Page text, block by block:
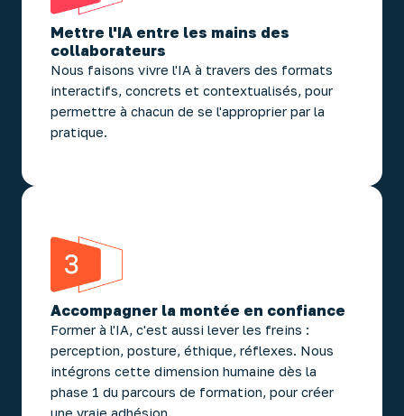
Mettre l'IA entre les mains des
collaborateurs
Nous faisons vivre l'IA à travers des formats
interactifs, concrets et contextualisés, pour
permettre à chacun de se l'approprier par la
pratique.
Accompagner la montée en confiance
Former à l'IA, c'est aussi lever les freins :
perception, posture, éthique, réflexes. Nous
intégrons cette dimension humaine dès la
phase 1 du parcours de formation, pour créer
une vraie adhésion.